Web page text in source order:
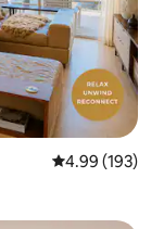
平均评分 4.99
4.99 (193)